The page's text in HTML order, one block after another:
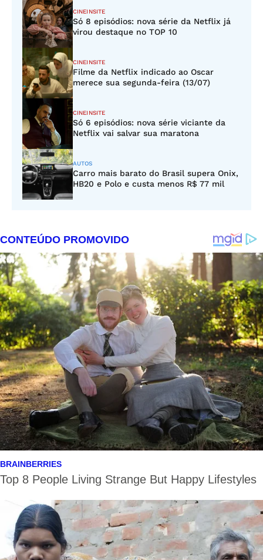
CINEINSITE
Só 8 episódios: nova série da Netflix já
virou destaque no TOP 10
CINEINSITE
Filme da Netflix indicado ao Oscar
merece sua segunda-feira (13/07)
CINEINSITE
Só 6 episódios: nova série viciante da
Netflix vai salvar sua maratona
AUTOS
Carro mais barato do Brasil supera Onix,
HB20 e Polo e custa menos R$ 77 mil